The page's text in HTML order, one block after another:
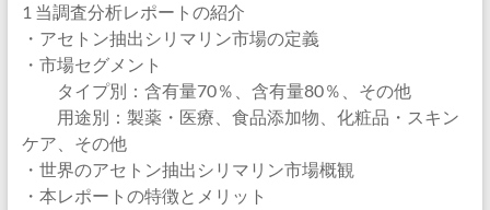
1 当調査分析レポートの紹介
・アセトン抽出シリマリン市場の定義
・市場セグメント
タイプ別：含有量70％、含有量80％、その他
用途別：製薬・医療、食品添加物、化粧品・スキン
ケア、その他
・世界のアセトン抽出シリマリン市場概観
・本レポートの特徴とメリット